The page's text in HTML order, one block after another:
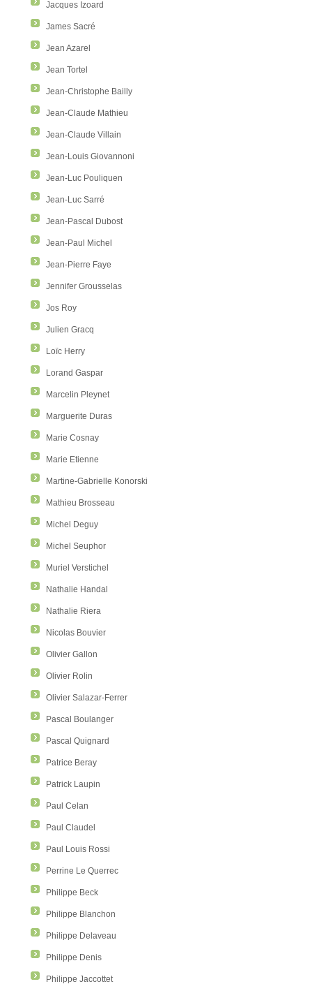
Jacques Izoard
James Sacré
Jean Azarel
Jean Tortel
Jean-Christophe Bailly
Jean-Claude Mathieu
Jean-Claude Villain
Jean-Louis Giovannoni
Jean-Luc Pouliquen
Jean-Luc Sarré
Jean-Pascal Dubost
Jean-Paul Michel
Jean-Pierre Faye
Jennifer Grousselas
Jos Roy
Julien Gracq
Loïc Herry
Lorand Gaspar
Marcelin Pleynet
Marguerite Duras
Marie Cosnay
Marie Etienne
Martine-Gabrielle Konorski
Mathieu Brosseau
Michel Deguy
Michel Seuphor
Muriel Verstichel
Nathalie Handal
Nathalie Riera
Nicolas Bouvier
Olivier Gallon
Olivier Rolin
Olivier Salazar-Ferrer
Pascal Boulanger
Pascal Quignard
Patrice Beray
Patrick Laupin
Paul Celan
Paul Claudel
Paul Louis Rossi
Perrine Le Querrec
Philippe Beck
Philippe Blanchon
Philippe Delaveau
Philippe Denis
Philippe Jaccottet